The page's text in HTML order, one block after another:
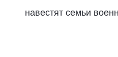
навестят семьи